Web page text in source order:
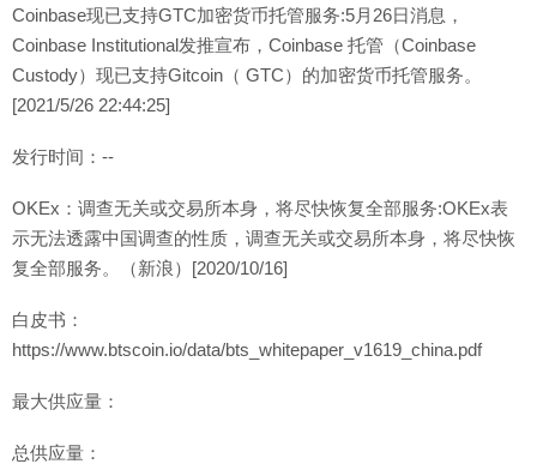
Coinbase现已支持GTC加密货币托管服务:5月26日消息，
Coinbase Institutional发推宣布，Coinbase 托管（Coinbase
Custody）现已支持Gitcoin（ GTC）的加密货币托管服务。
[2021/5/26 22:44:25]
发行时间：--
OKEx：调查无关或交易所本身，将尽快恢复全部服务:OKEx表
示无法透露中国调查的性质，调查无关或交易所本身，将尽快恢
复全部服务。（新浪）[2020/10/16]
白皮书：
https://www.btscoin.io/data/bts_whitepaper_v1619_china.pdf
最大供应量：
总供应量：